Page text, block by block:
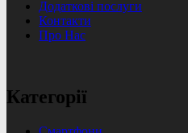
Додаткові послуги
Контакти
Про Нас
Категорії